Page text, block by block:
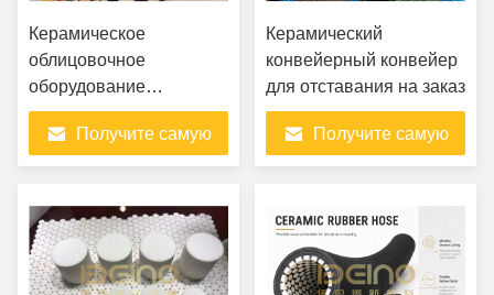
Керамическое
облицовочное
оборудование
Керамические
износные пластины в
сталелитейной
Получите самую
Керамический
конвейерный конвейер
для отставания на заказ
Получите самую